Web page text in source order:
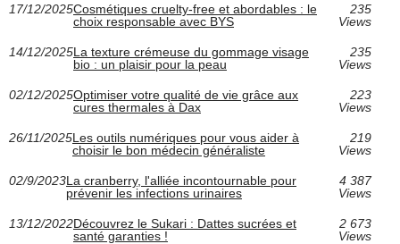
17/12/2025Cosmétiques cruelty-free et abordables : le
choix responsable avec BYS
235
Views
14/12/2025La texture crémeuse du gommage visage
bio : un plaisir pour la peau
235
Views
02/12/2025Optimiser votre qualité de vie grâce aux
cures thermales à Dax
223
Views
26/11/2025Les outils numériques pour vous aider à
choisir le bon médecin généraliste
219
Views
02/9/2023La cranberry, l'alliée incontournable pour
prévenir les infections urinaires
4 387
Views
13/12/2022Découvrez le Sukari : Dattes sucrées et
santé garanties !
2 673
Views